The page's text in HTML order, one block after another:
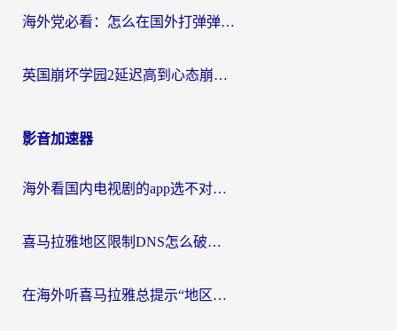
海外党必看：怎么在国外打弹弹堂不卡？番茄加速器亲测指南
英国崩坏学园2延迟高到心态崩？海外党国服游戏加速终极指南
影音加速器
海外看国内电视剧的app选不对？这份回国加速器避坑指南帮你流畅追剧
喜马拉雅地区限制DNS怎么破？海外党听国内音乐听书的终极解决方案
在海外听喜马拉雅总提示“地区限制”？3步轻松解除+听国内音乐全攻略